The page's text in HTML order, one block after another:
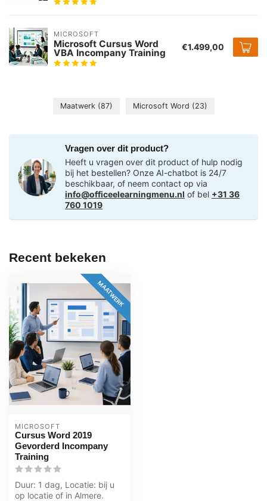
MICROSOFT
Microsoft Cursus Word
VBA Incompany Training €1.499,00
Maatwerk (87) Microsoft Word (23)
Vragen over dit product?
Heeft u vragen over dit product of hulp nodig
bij het bestellen? Onze AI-chatbot is 24/7
beschikbaar, of neem contact op via
info@officeelearningmenu.nl of bel +31 36
760 1019
Recent bekeken
MAATWERK
MICROSOFT
Cursus Word 2019
Gevorderd Incompany
Training
Duur: 1 dag, Locatie: bij u
op locatie of in Almere.